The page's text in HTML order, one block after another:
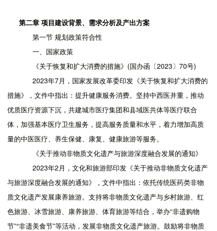
第二章 项目建设背景、需求分析及产出方案
第一节 规划政策符合性
一、国家政策
《关于恢复和扩大消费的措施》(国办函〔2023〕70号)
2023年7月，国家发展改革委印发《关于恢复和扩大消费的
措施》，文件中指出：提升健康服务消费。坚持中西医并重，推动
优质医疗资源下沉，共建城市医疗集团和县域医共体等医疗联合
体，加强基本医疗卫生服务，提高服务质量和水平，着力增加高质
量的中医医疗、养生保健、康复、健康旅游等服务。
《关于推动非物质文化遗产与旅游深度融合发展的通知》
2023年2月，文化和旅游部印发《关于推动非物质文化遗产
与旅游深度融合发展的通知》，文件中指出：依托传统医药类非物
质文化遗产发展康养旅游。支持将非物质文化遗产与乡村旅游、红
色旅游、冰雪旅游、康养旅游、体育旅游等结合，举办“非遗购物
节”“非遗美食节”等活动，发展非物质文化遗产旅游。鼓励将非物质